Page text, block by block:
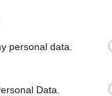
personal data.
Data.